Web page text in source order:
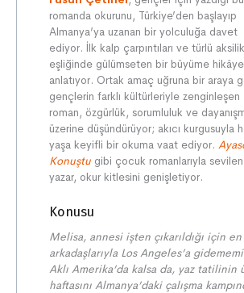
romanda okurunu, Türkiye’den başlayıp
Almanya’ya uzanan bir yolculuğa davet
ediyor. İlk kalp çarpıntıları ve türlü
eşliğinde gülümseten bir büyüme
anlatıyor. Ortak amaç uğruna bir araya
gençlerin farklı kültürleriyle zenginleşen
roman, özgürlük, sorumluluk ve
üzerine düşündürüyor; akıcı kurgusuyla
yaşa keyifli bir okuma vaat ediyor.
Konuştu gibi çocuk romanlarıyla sevilen
yazar, okur kitlesini genişletiyor.
Konusu
Melisa, annesi işten çıkarıldığı için en
arkadaşlarıyla Los Angeles’a
Aklı Amerika’da kalsa da, yaz tatilinin
haftasını Almanya’daki çalışma